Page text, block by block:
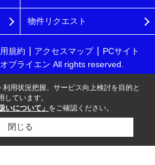
物件リクエスト
規約 アクセスマップ
PCサイト
ブライエン All rights reserved.
用状況把握、サービス向上検討を目的と
ています。
いについて」 をご確認ください。
閉じる